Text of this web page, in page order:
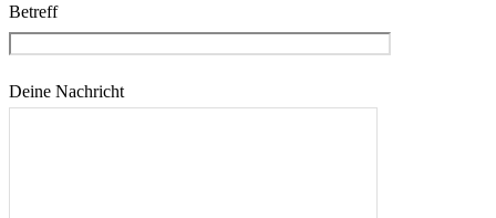
Betreff
Deine Nachricht